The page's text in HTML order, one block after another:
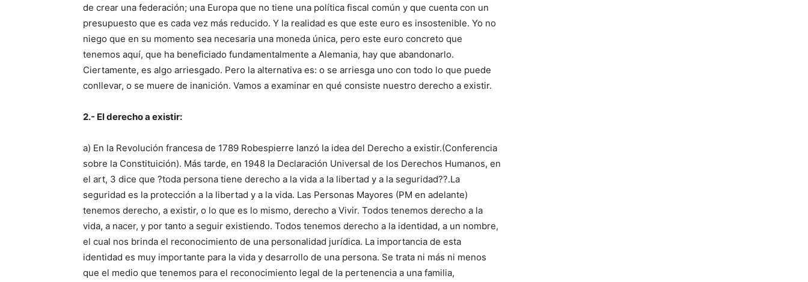
de crear una federación; una Europa que no tiene una política fiscal común y que cuenta con un
presupuesto que es cada vez más reducido. Y la realidad es que este euro es insostenible. Yo no
niego que en su momento sea necesaria una moneda única, pero este euro concreto que
tenemos aquí, que ha beneficiado fundamentalmente a Alemania, hay que abandonarlo.
Ciertamente, es algo arriesgado. Pero la alternativa es: o se arriesga uno con todo lo que puede
conllevar, o se muere de inanición. Vamos a examinar en qué consiste nuestro derecho a existir.
2.- El derecho a existir:
a) En la Revolución francesa de 1789 Robespierre lanzó la idea del Derecho a existir.(Conferencia
sobre la Constituición). Más tarde, en 1948 la Declaración Universal de los Derechos Humanos, en
el art, 3 dice que ?toda persona tiene derecho a la vida a la libertad y a la seguridad??.La
seguridad es la protección a la libertad y a la vida. Las Personas Mayores (PM en adelante)
tenemos derecho, a existir, o lo que es lo mismo, derecho a Vivir. Todos tenemos derecho a la
vida, a nacer, y por tanto a seguir existiendo. Todos tenemos derecho a la identidad, a un nombre,
el cual nos brinda el reconocimiento de una personalidad jurídica. La importancia de esta
identidad es muy importante para la vida y desarrollo de una persona. Se trata ni más ni menos
que el medio que tenemos para el reconocimiento legal de la pertenencia a una familia,